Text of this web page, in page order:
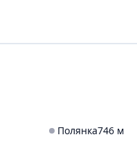
Полянка746 м